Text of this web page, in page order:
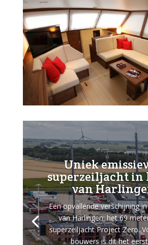
Uniek
superzeiljacht in
van
Een opvallende verschijning
van Harlingen: het 69
superzeiljacht Project Zero.
bouwers is dit het